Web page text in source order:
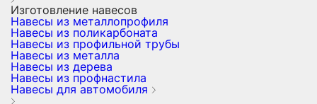
Изготовление навесов
Навесы из металлопрофиля
Навесы из поликарбоната
Навесы из профильной трубы
Навесы из металла
Навесы из дерева
Навесы из профнастила
Навесы для автомобиля